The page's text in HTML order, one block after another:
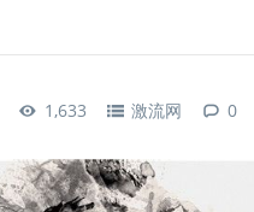
1,633 激流网 0